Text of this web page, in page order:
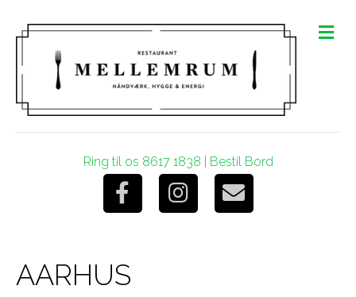
Ring til os 8617 1838 Bestil Bord
F
c
I
E
M
e
AARHUS